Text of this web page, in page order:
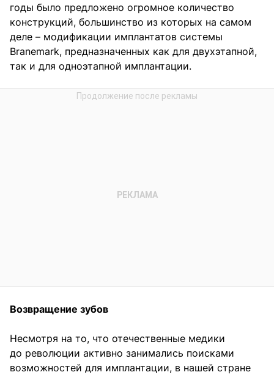
годы было предложено огромное количество
конструкций, большинство из которых на самом
деле – модификации имплантатов системы
Branemark, предназначенных как для двухэтапной,
так и для одноэтапной имплантации.
Возвращение зубов
Несмотря на то, что отечественные медики
до революции активно занимались поисками
возможностей для имплантации, в нашей стране